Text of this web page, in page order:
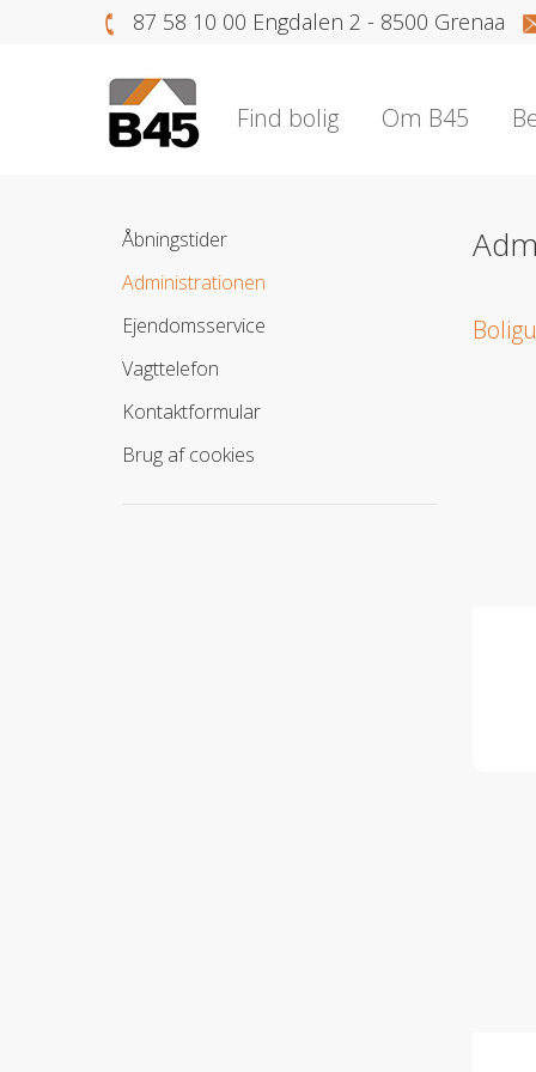
87 58 10 00 Engdalen 2 - 8500 Grenaa
Find bolig Om B45
Åbningstider
Administrationen
Ejendomsservice
Vagttelefon
Kontaktformular
Brug af cookies